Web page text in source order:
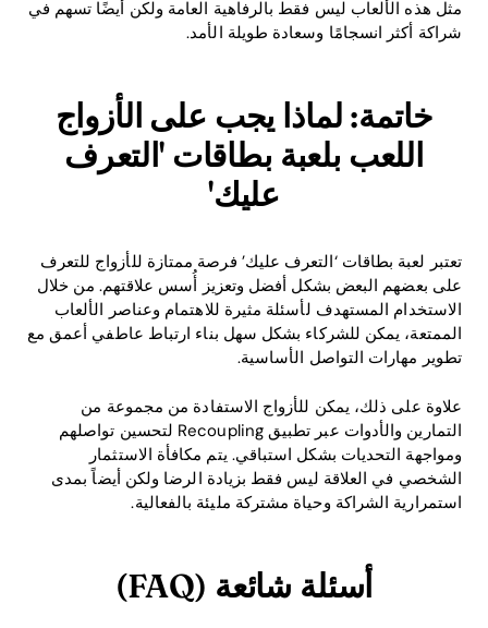
مثل هذه الألعاب ليس فقط بالرفاهية العامة ولكن أيضًا تسهم في
شراكة أكثر انسجامًا وسعادة طويلة الأمد.
خاتمة: لماذا يجب على الأزواج
اللعب بلعبة بطاقات 'التعرف
عليك'
تعتبر لعبة بطاقات ‘التعرف عليك’ فرصة ممتازة للأزواج للتعرف
على بعضهم البعض بشكل أفضل وتعزيز أُسس علاقتهم. من خلال
الاستخدام المستهدف لأسئلة مثيرة للاهتمام وعناصر الألعاب
الممتعة، يمكن للشركاء بشكل سهل بناء ارتباط عاطفي أعمق مع
تطوير مهارات التواصل الأساسية.
علاوة على ذلك، يمكن للأزواج الاستفادة من مجموعة من
التمارين والأدوات عبر تطبيق Recoupling لتحسين تواصلهم
ومواجهة التحديات بشكل استباقي. يتم مكافأة الاستثمار
الشخصي في العلاقة ليس فقط بزيادة الرضا ولكن أيضاً بمدى
استمرارية الشراكة وحياة مشتركة مليئة بالفعالية.
أسئلة شائعة (FAQ)